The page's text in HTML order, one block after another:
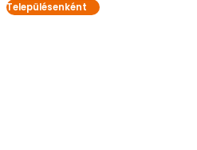
Településenként